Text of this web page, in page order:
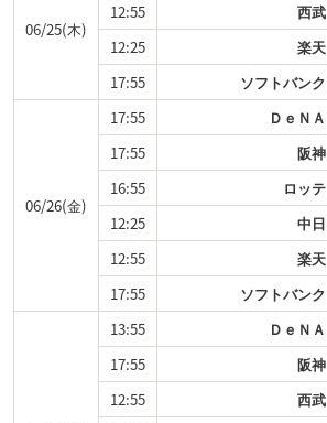
06/25(木)
12:55
西武
12:25
楽天
17:55
ソフトバンク
06/26(金)
17:55 ＤｅＮＡ
17:55
阪神
16:55
ロッテ
12:25
中日
12:55
楽天
17:55
ソフトバンク
13:55 ＤｅＮＡ
17:55
阪神
12:55
西武